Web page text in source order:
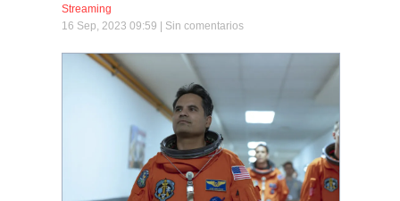
Streaming
16 Sep, 2023 09:59 | Sin comentarios